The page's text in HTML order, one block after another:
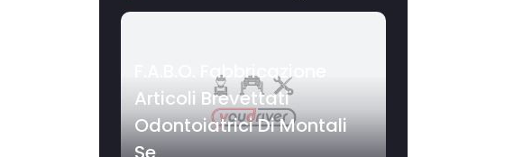
F.A.B.O. Fabbricazione
Articoli Brevettati
Odontoiatrici Di Montali